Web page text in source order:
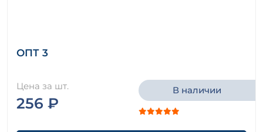
ОПТ 3
Цена за шт.
256 ₽
В наличии